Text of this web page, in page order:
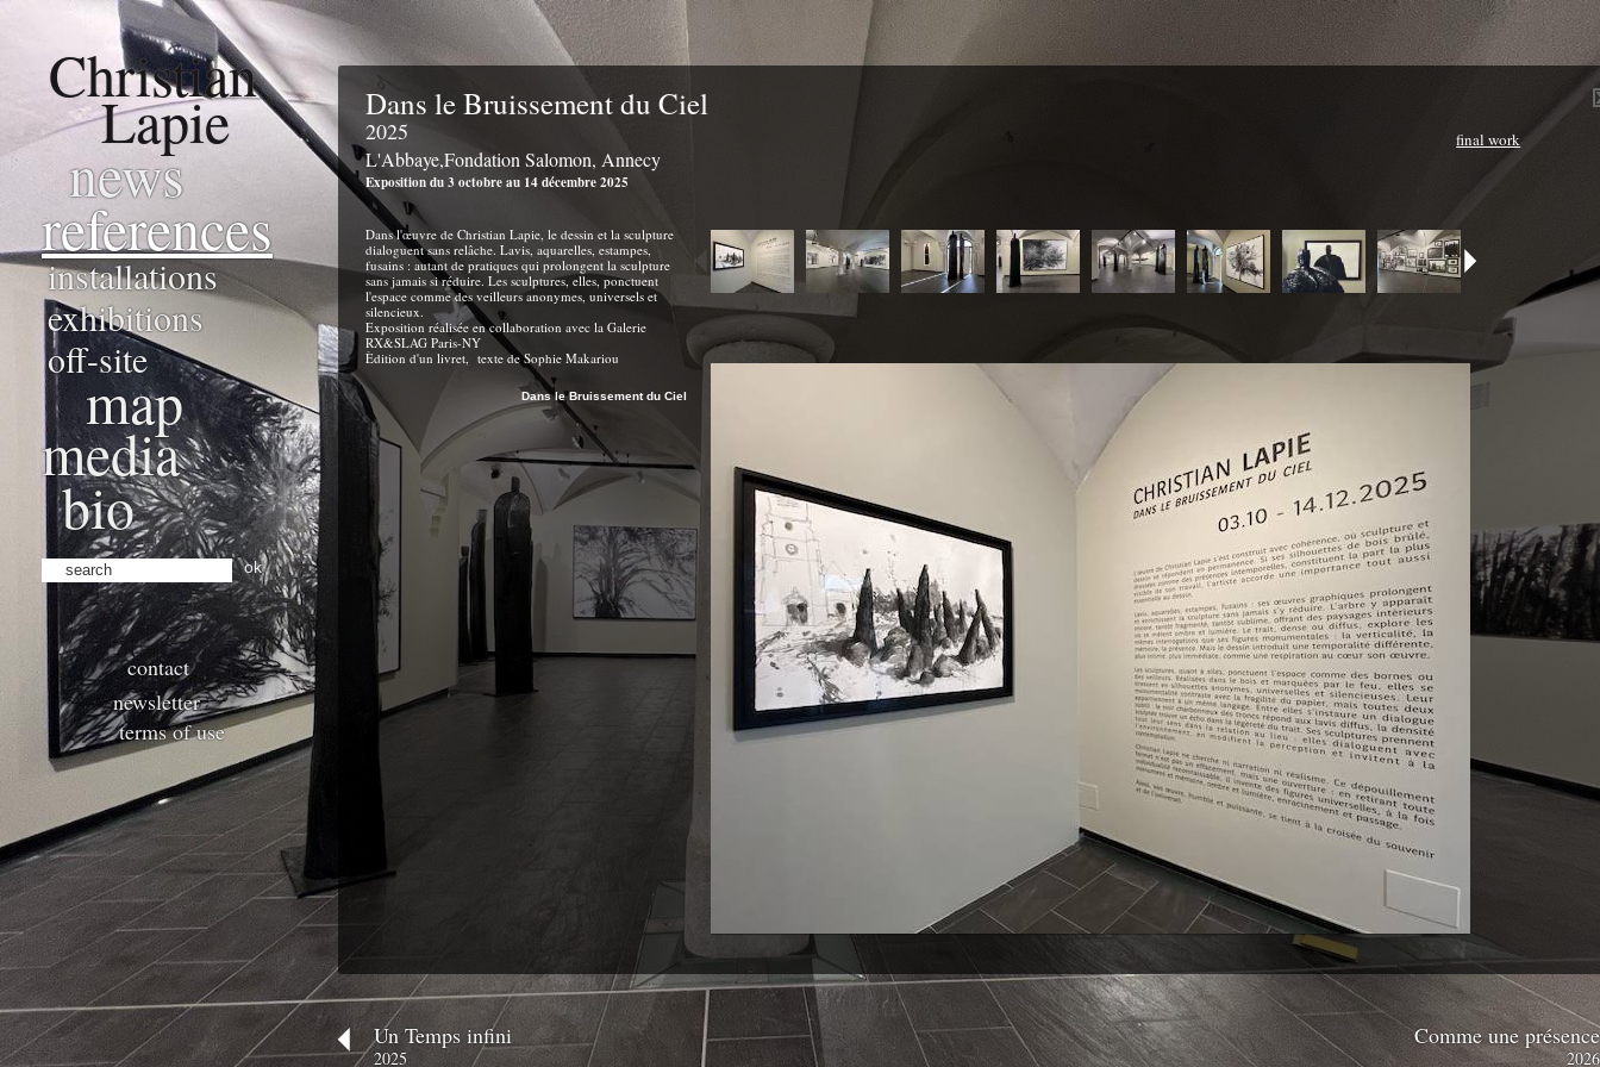
Christian
Lapie
news
references
installations
exhibitions
off-site
map
media
bio
ok
contact
newsletter
terms of use
final work
Dans le Bruissement du Ciel
2025
L'Abbaye,Fondation Salomon, Annecy
Exposition du 3 octobre au 14 décembre 2025
Dans l'œuvre de Christian Lapie, le dessin et la sculpture
dialoguent sans relâche. Lavis, aquarelles, estampes,
fusains : autant de pratiques qui prolongent la sculpture
sans jamais si réduire. Les sculptures, elles, ponctuent
l'espace comme des veilleurs anonymes, universels et
silencieux.
Exposition réalisée en collaboration avec la Galerie
RX&SLAG Paris-NY
Èdition d'un livret, texte de Sophie Makariou
Dans le Bruissement du Ciel
Un Temps infini
2025
Comme une présence
2026